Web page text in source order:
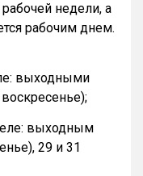
недели, а
рабочим днем.
выходными
воскресенье);
выходным
29 и 31